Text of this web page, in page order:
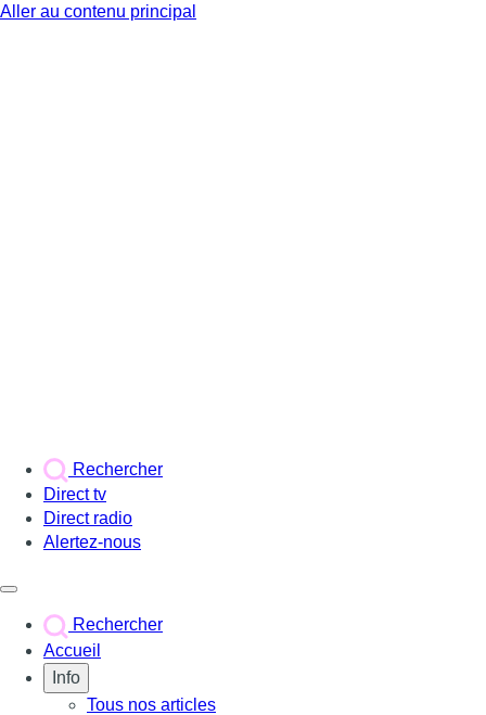
Aller au contenu principal
Rechercher
Direct tv
Direct radio
Alertez-nous
Rechercher
Accueil
Info
Tous nos articles